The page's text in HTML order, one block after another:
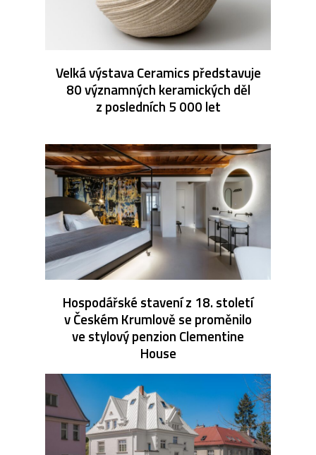
Velká výstava Ceramics představuje
80 významných keramických děl
z posledních 5 000 let
Hospodářské stavení z 18. století
v Českém Krumlově se proměnilo
ve stylový penzion Clementine
House